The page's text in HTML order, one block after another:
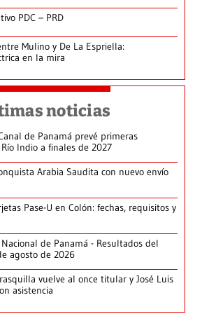
PDC – PRD
Mulino y De La Espriella:
en la mira
noticias
de Panamá prevé primeras
Indio a finales de 2027
Arabia Saudita con nuevo envío
Pase-U en Colón: fechas, requisitos y
de Panamá - Resultados del
agosto de 2026
vuelve al once titular y José Luis
asistencia